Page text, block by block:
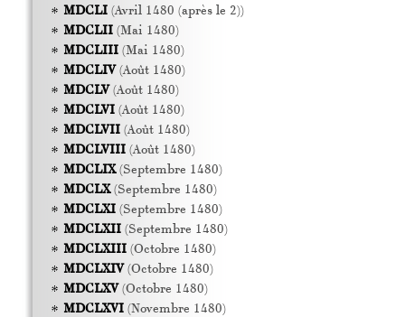
MDCLI(Avril 1480 (après le 2))
MDCLII(Mai 1480)
MDCLIII(Mai 1480)
MDCLIV(Août 1480)
MDCLV(Août 1480)
MDCLVI(Août 1480)
MDCLVII(Août 1480)
MDCLVIII(Août 1480)
MDCLIX(Septembre 1480)
MDCLX(Septembre 1480)
MDCLXI(Septembre 1480)
MDCLXII(Septembre 1480)
MDCLXIII(Octobre 1480)
MDCLXIV(Octobre 1480)
MDCLXV(Octobre 1480)
MDCLXVI(Novembre 1480)